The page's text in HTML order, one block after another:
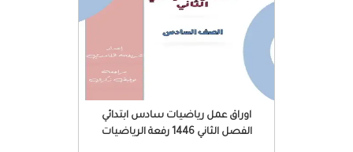
اوراق عمل رياضيات سادس ابتدائي
الفصل الثاني 1446 رفعة الرياضيات